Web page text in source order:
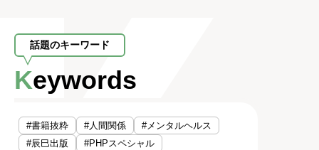
話題のキーワード
Keywords
#書籍抜粋 #人間関係
#メンタルヘルス
#辰巳出版
#PHPスペシャル